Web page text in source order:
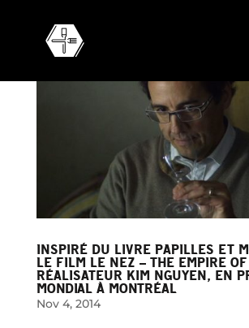
INSPIRÉ DU LIVRE PAPILLES ET
LE FILM LE NEZ – THE EMPIRE OF
RÉALISATEUR KIM NGUYEN, EN
MONDIAL À MONTRÉAL
Nov 4, 2014